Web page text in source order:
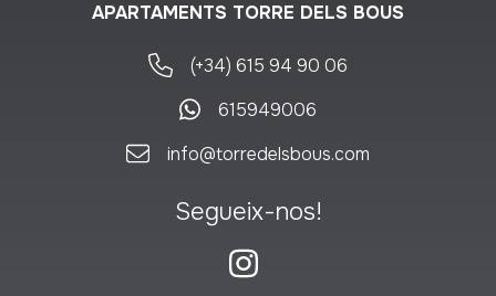
APARTAMENTS TORRE DELS BOUS
(+34) 615 94 90 06
615949006
info@torredelsbous.com
Segueix-nos!